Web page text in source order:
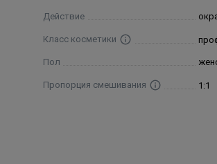
Действие
Класс косметики
Пол
Пропорция смешивания 1:1